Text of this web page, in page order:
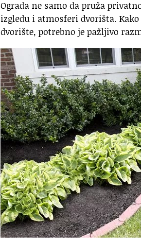
Ograda ne samo da pruža
izgledu i atmosferi dvorišta.
dvorište, potrebno je pažljivo